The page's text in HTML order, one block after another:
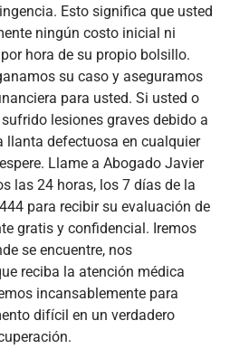
Esto significa que usted
ningún costo inicial ni
hora de su propio bolsillo.
su caso y aseguramos
para usted. Si usted o
lesiones graves debido a
llanta defectuosa en cualquier
Llame a Abogado Javier
las 24 horas, los 7 días de la
para recibir su evaluación de
gratis y confidencial. Iremos
se encuentre, nos
reciba la atención médica
incansablemente para
difícil en un verdadero